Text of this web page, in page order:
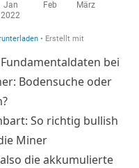
bei
Bodensuche oder
So richtig bullish
Miner
die akkumulierte